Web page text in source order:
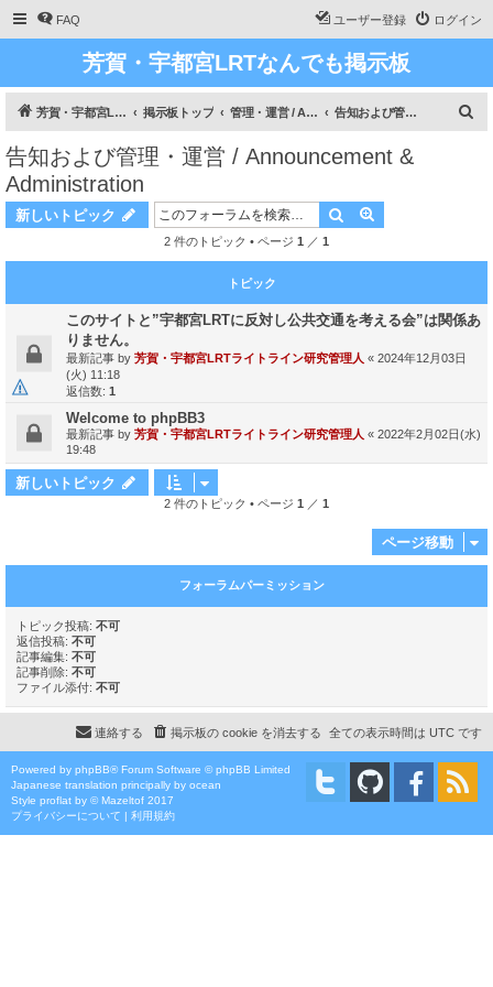
FAQ ログイン
ユーザー登録
芳賀・宇都宮LRTなんでも掲示板
芳賀・宇都宮LRT、ライトライン研究 掲示板トップ 管理・運営 / Administration 告知および管理・運営 / Announcement & Administration
告知および管理・運営 / Announcement &
Administration
新しいトピック 検索
2 件のトピック • ページ 1 ／ 1
トピック
このサイトと”宇都宮LRTに反対し公共交通を考える会”は関係あ
りません。
最新記事 by 芳賀・宇都宮LRTライトライン研究管理人 « 2024年12月03日
(火) 11:18
返信数: 1
Welcome to phpBB3
最新記事 by 芳賀・宇都宮LRTライトライン研究管理人 « 2022年2月02日(水)
19:48
新しいトピック
2 件のトピック • ページ 1 ／ 1
ページ移動
フォーラムパーミッション
トピック投稿: 不可
返信投稿: 不可
記事編集: 不可
記事削除: 不可
ファイル添付: 不可
全ての表示時間は UTC です
掲示板の cookie を消去する
連絡する
Powered by phpBB® Forum Software © phpBB Limited
Japanese translation principally by ocean
Style proflat by ©Mazeltof 2017
プライバシーについて | 利用規約